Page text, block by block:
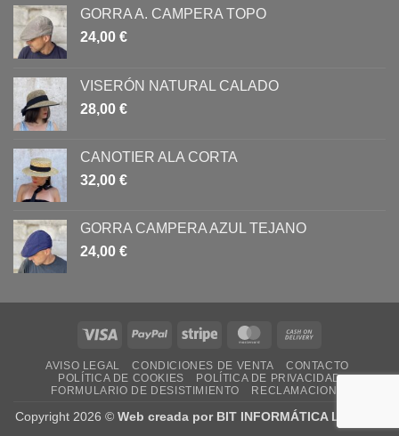
GORRA A. CAMPERA TOPO
24,00 €
VISERÓN NATURAL CALADO
28,00 €
CANOTIER ALA CORTA
32,00 €
GORRA CAMPERA AZUL TEJANO
24,00 €
Visa PayPal Stripe MasterCard
Delivery
AVISO LEGAL CONDICIONES DE VENTA
CONTACTO
POLÍTICA DE COOKIES
POLÍTICA DE PRIVACIDAD
FORMULARIO DE DESISTIMIENTO
RECLAMACIONES
Copyright 2026 © Web creada por BIT INFORMÁTICA LODOSA